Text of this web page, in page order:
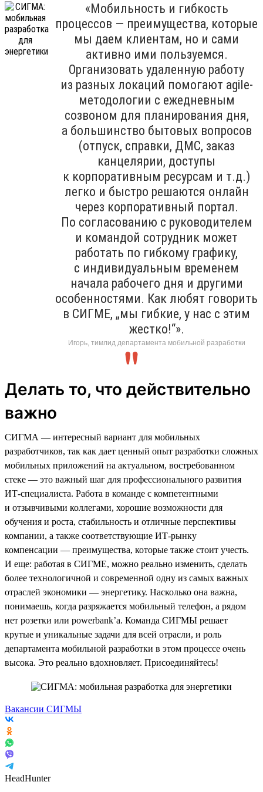
«Мобильность и гибкость
процессов — преимущества, которые
мы даем клиентам, но и сами
активно ими пользуемся.
Организовать удаленную работу
из разных локаций помогают agile-
методологии с ежедневным
созвоном для планирования дня,
а большинство бытовых вопросов
(отпуск, справки, ДМС, заказ
канцелярии, доступы
к корпоративным ресурсам и т.д.)
легко и быстро решаются онлайн
через корпоративный портал.
По согласованию с руководителем
и командой сотрудник может
работать по гибкому графику,
с индивидуальным временем
начала рабочего дня и другими
особенностями. Как любят говорить
в СИГМЕ, „мы гибкие, у нас с этим
жестко!“».
Игорь, тимлид департамента мобильной разработки
Делать то, что действительно
важно
СИГМА — интересный вариант для мобильных
разработчиков, так как дает ценный опыт разработки сложных
мобильных приложений на актуальном, востребованном
стеке — это важный шаг для профессионального развития
ИТ-специалиста. Работа в команде с компетентными
и отзывчивыми коллегами, хорошие возможности для
обучения и роста, стабильность и отличные перспективы
компании, а также соответствующие ИТ-рынку
компенсации — преимущества, которые также стоит учесть.
И еще: работая в СИГМЕ, можно реально изменить, сделать
более технологичной и современной одну из самых важных
отраслей экономики — энергетику. Насколько она важна,
понимаешь, когда разряжается мобильный телефон, а рядом
нет розетки или powerbank’a. Команда СИГМЫ решает
крутые и уникальные задачи для всей отрасли, и роль
департамента мобильной разработки в этом процессе очень
высока. Это реально вдохновляет. Присоединяйтесь!
Вакансии СИГМЫ
HeadHunter